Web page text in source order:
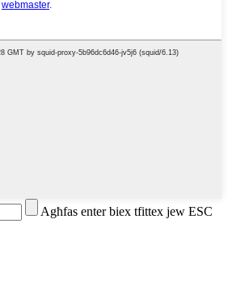
Agħfas enter biex tfittex jew ESC